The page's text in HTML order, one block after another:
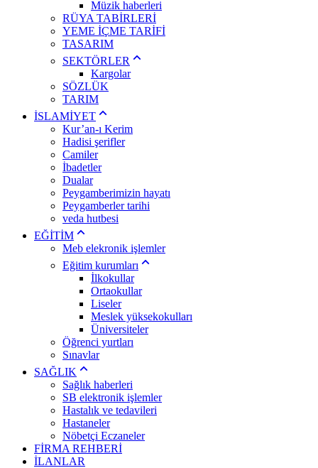
Müzik haberleri
RÜYA TABİRLERİ
YEME İÇME TARİFİ
TASARIM
SEKTÖRLER
Kargolar
SÖZLÜK
TARIM
İSLAMİYET
Kur’an-ı Kerim
Hadisi şerifler
Camiler
İbadetler
Dualar
Peygamberimizin hayatı
Peygamberler tarihi
veda hutbesi
EĞİTİM
Meb elekronik işlemler
Eğitim kurumları
İlkokullar
Ortaokullar
Liseler
Meslek yüksekokulları
Üniversiteler
Öğrenci yurtları
Sınavlar
SAĞLIK
Sağlık haberleri
SB elektronik işlemler
Hastalık ve tedavileri
Hastaneler
Nöbetçi Eczaneler
FİRMA REHBERİ
İLANLAR